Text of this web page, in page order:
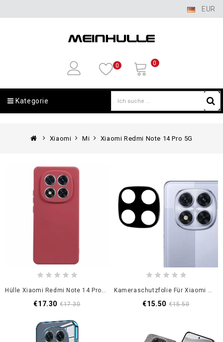
EUR
0 0
Kategorie
Xiaomi Mi Xiaomi Redmi Note 14 Pro 5G
Hülle Xiaomi Redmi Note 14 Pro 5g Faserfutter
€17.30 €17.30
Kameraschutzfolie Für Xiaomi Redmi Note 14 Pro 5g / Poco X7 (schwarz)
€15.50 €15.50